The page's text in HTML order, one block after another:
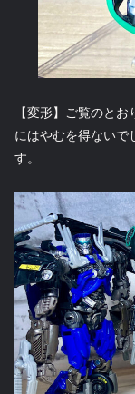
【変形】ご覧のと
にはやむを得ないで
す。